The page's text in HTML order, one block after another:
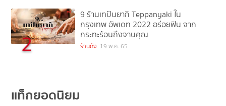
2
9 ร้านเทปันยากิ Teppanyaki ใน
กรุงเทพ อัพเดท 2022 อร่อยฟิน จาก
กระทะร้อนถึงจานคุณ
ร้านดัง 19 พ.ค. 65
แท็กยอดนิยม